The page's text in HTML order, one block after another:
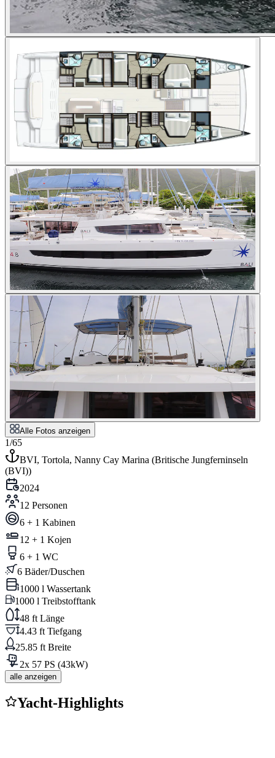
Alle Fotos anzeigen
1/65
BVI, Tortola, Nanny Cay Marina (Britische Jungferninseln
(BVI))
2024
12 Personen
6 + 1 Kabinen
12 + 1 Kojen
6 + 1 WC
6 Bäder/Duschen
1000 l Wassertank
1000 l Treibstofftank
48 ft Länge
4.43 ft Tiefgang
25.85 ft Breite
2x 57 PS (43kW)
alle anzeigen
Yacht-Highlights